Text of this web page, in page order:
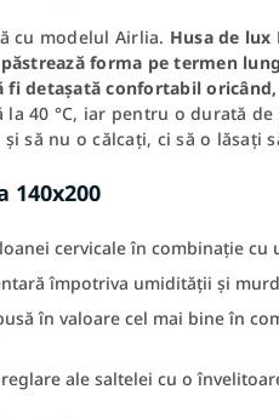
cu modelul Airlia. Husa de
forma pe termen
detașată confortabil oricând,
la 40 °C, iar pentru o durată
să nu o călcați, ci să o lăsați
cervicale în combinație cu
împotriva umidității și
în valoare cel mai bine în
ale saltelei cu o